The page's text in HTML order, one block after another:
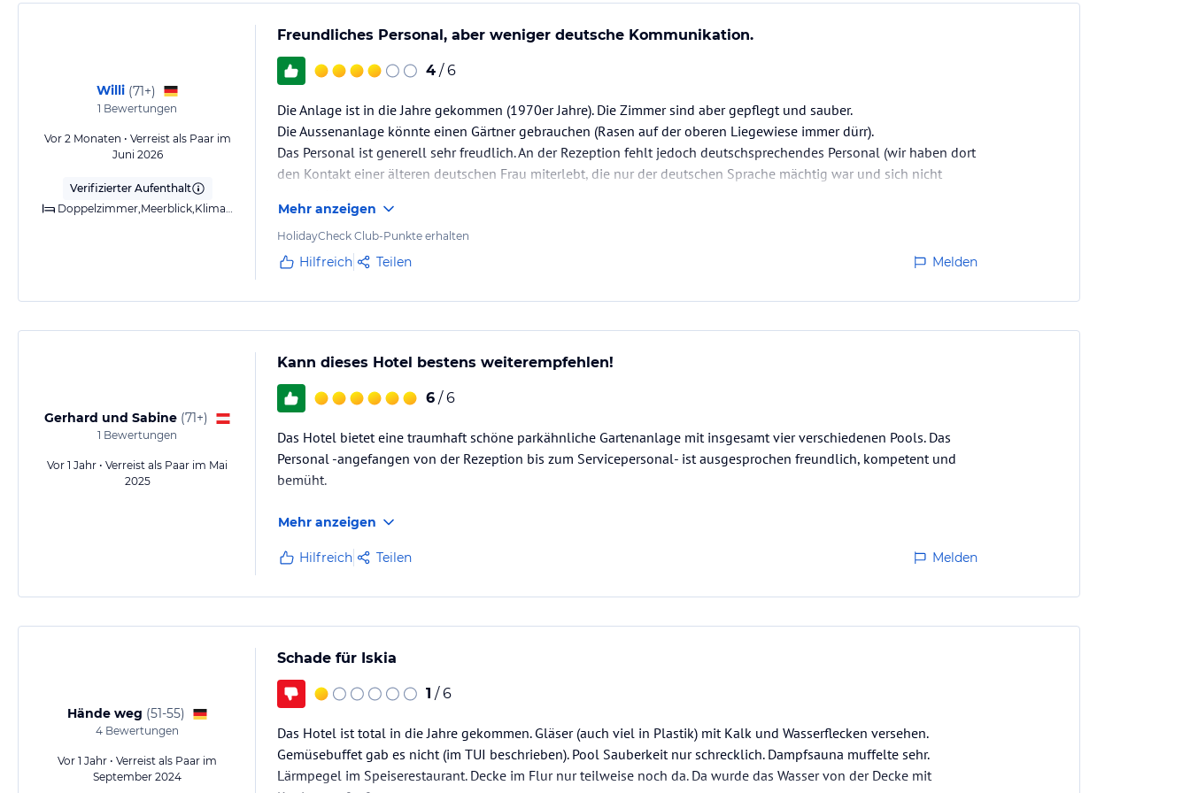
Willi (71+)
1 Bewertungen
Vor 2 Monaten • Verreist als Paar im
Juni 2026
Verifizierter Aufenthalt
Doppelzimmer,Meerblick,Klimaanlage,Dusche,Balkon
Freundliches Personal, aber weniger deutsche Kommunikation.
4 / 6
Die Anlage ist in die Jahre gekommen (1970er Jahre). Die Zimmer sind aber gepflegt und sauber.
Die Aussenanlage könnte einen Gärtner gebrauchen (Rasen auf der oberen Liegewiese immer dürr).
Das Personal ist generell sehr freudlich. An der Rezeption fehlt jedoch deutschsprechendes Personal (wir haben dort
den Kontakt einer älteren deutschen Frau miterlebt, die nur der deutschen Sprache mächtig war und sich nicht
Empfehlenswert sind die 4 Thermalbecken und die Anwendungen im "Orchidea" (Fango und…
Mehr anzeigen
HolidayCheck Club-Punkte erhalten
Hilfreich Teilen Melden
Gerhard und Sabine (71+)
1 Bewertungen
Vor 1 Jahr • Verreist als Paar im Mai
2025
Kann dieses Hotel bestens weiterempfehlen!
6 / 6
Das Hotel bietet eine traumhaft schöne parkähnliche Gartenanlage mit insgesamt vier verschiedenen Pools. Das
Personal -angefangen von der Rezeption bis zum Servicepersonal- ist ausgesprochen freundlich, kompetent und
bemüht.
Mehr anzeigen
Hilfreich Teilen Melden
Hände weg (51-55)
4 Bewertungen
Vor 1 Jahr • Verreist als Paar im
September 2024
Schade für Iskia
1 / 6
Das Hotel ist total in die Jahre gekommen. Gläser (auch viel in Plastik) mit Kalk und Wasserflecken versehen.
Gemüsebuffet gab es nicht (im TUI beschrieben). Pool Sauberkeit nur schrecklich. Dampfsauna muffelte sehr.
Lärmpegel im Speiserestaurant. Decke im Flur nur teilweise noch da. Da wurde das Wasser von der Decke mit